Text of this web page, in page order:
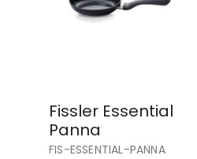
Fissler Essential
Panna
FIS-ESSENTIAL-PANNA